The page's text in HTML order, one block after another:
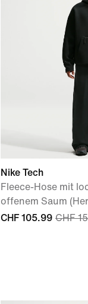
Nike Tech
Fleece-Hose mit
offenem Saum
CHF 105.99 CHF